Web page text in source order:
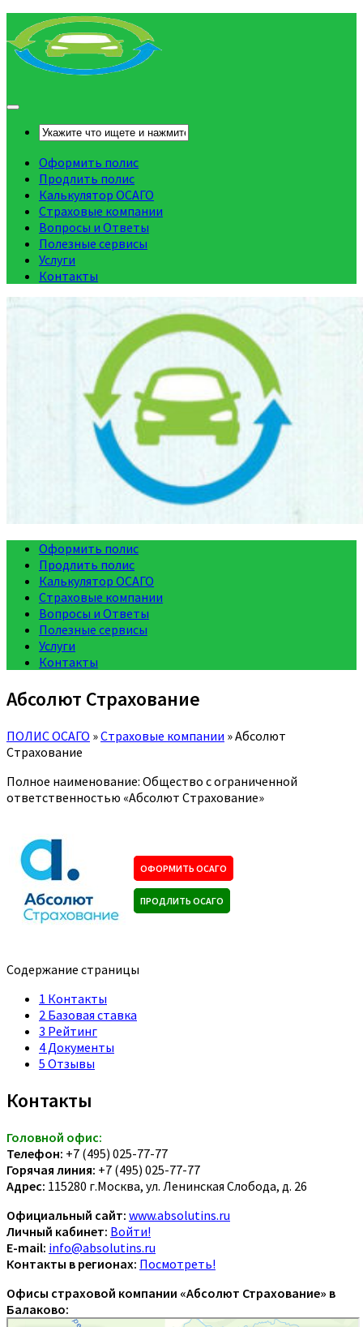
Оформить полис
Продлить полис
Калькулятор ОСАГО
Страховые компании
Вопросы и Ответы
Полезные сервисы
Услуги
Контакты
Оформить полис
Продлить полис
Калькулятор ОСАГО
Страховые компании
Вопросы и Ответы
Полезные сервисы
Услуги
Контакты
Абсолют Страхование
ПОЛИС ОСАГО »Страховые компании »Абсолют
Страхование
Полное наименование: Общество с ограниченной
ответственностью «Абсолют Страхование»
ОФОРМИТЬ ОСАГО
ПРОДЛИТЬ ОСАГО
Содержание страницы
1 Контакты
2 Базовая ставка
3 Рейтинг
4 Документы
5 Отзывы
Контакты
Головной офис:
Телефон: +7 (495) 025-77-77
Горячая линия: +7 (495) 025-77-77
Адрес: 115280 г.Москва, ул. Ленинская Слобода, д. 26
Официальный сайт: www.absolutins.ru
Личный кабинет: Войти!
E-mail: info@absolutins.ru
Контакты в регионах: Посмотреть!
Офисы страховой компании «Абсолют Страхование» в
Балаково: